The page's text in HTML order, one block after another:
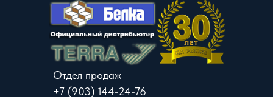
Отдел продаж
+7 (903) 144-24-76